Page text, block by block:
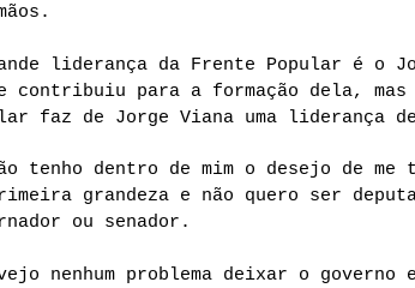
liderança da Frente Popular é o
contribuiu para a formação dela, mas
faz de Jorge Viana uma liderança
tenho dentro de mim o desejo de me
grandeza e não quero ser
ou senador.
nenhum problema deixar o